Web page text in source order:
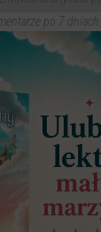
po 7 dniach